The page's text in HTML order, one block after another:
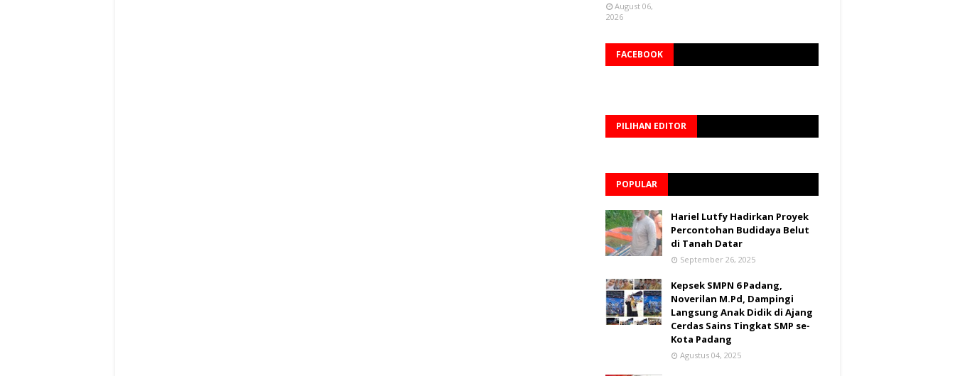
August 06,
2026
FACEBOOK
PILIHAN EDITOR
POPULAR
Hariel Lutfy Hadirkan Proyek
Percontohan Budidaya Belut
di Tanah Datar
September 26, 2025
Kepsek SMPN 6 Padang,
Noverilan M.Pd, Dampingi
Langsung Anak Didik di Ajang
Cerdas Sains Tingkat SMP se-
Kota Padang
Agustus 04, 2025